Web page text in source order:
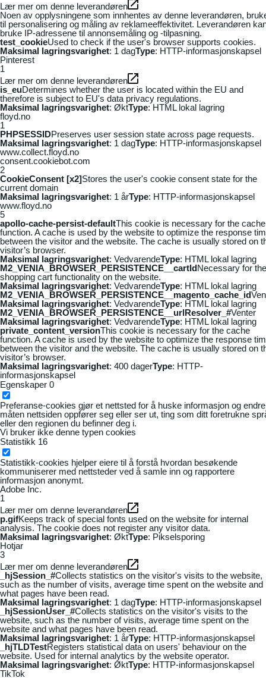
Lær mer om denne leverandøren
Noen av opplysningene som innhentes av denne leverandøren,
til personalisering og måling av reklameeffektivitet. Leverandøren
bruke IP-adressene til annonsemåling og -tilpasning.
test_cookieUsed to check if the user's browser supports cookies.
Maksimal lagringsvarighet: 1 dagType: HTTP-informasjonskapsel
Pinterest
1
Lær mer om denne leverandøren
is_euDetermines whether the user is located within the EU and
therefore is subject to EU's data privacy regulations.
Maksimal lagringsvarighet: ØktType: HTML lokal lagring
floyd.no
1
PHPSESSIDPreserves user session state across page requests.
Maksimal lagringsvarighet: 1 dagType: HTTP-informasjonskapsel
www.collect.floyd.no
consent.cookiebot.com
2
CookieConsent [x2]Stores the user's cookie consent state for the
current domain
Maksimal lagringsvarighet: 1 årType: HTTP-informasjonskapsel
www.floyd.no
5
apollo-cache-persist-defaultThis cookie is necessary for the cache
function. A cache is used by the website to optimize the response
between the visitor and the website. The cache is usually stored on
visitor’s browser.
Maksimal lagringsvarighet: VedvarendeType: HTML lokal lagring
M2_VENIA_BROWSER_PERSISTENCE__cartIdNecessary for the
shopping cart functionality on the website.
Maksimal lagringsvarighet: VedvarendeType: HTML lokal lagring
M2_VENIA_BROWSER_PERSISTENCE__magento_cache_id
Maksimal lagringsvarighet: VedvarendeType: HTML lokal lagring
M2_VENIA_BROWSER_PERSISTENCE__urlResolver_#Venter
Maksimal lagringsvarighet: VedvarendeType: HTML lokal lagring
private_content_versionThis cookie is necessary for the cache
function. A cache is used by the website to optimize the response
between the visitor and the website. The cache is usually stored on
visitor’s browser.
Maksimal lagringsvarighet: 400 dagerType: HTTP-
informasjonskapsel
Egenskaper 0
Preferanse-cookies gjør et nettsted for å huske informasjon og
måten nettsiden oppfører seg eller ser ut, ting som ditt foretrukne
eller den regionen du befinner deg i.
Vi bruker ikke denne typen cookies
Statistikk 16
Statistikk-cookies hjelper eiere til å forstå hvordan besøkende
kommuniserer med nettsteder ved å samle inn og rapportere
informasjon anonymt.
Adobe Inc.
1
Lær mer om denne leverandøren
p.gifKeeps track of special fonts used on the website for internal
analysis. The cookie does not register any visitor data.
Maksimal lagringsvarighet: ØktType: Pikselsporing
Hotjar
3
Lær mer om denne leverandøren
_hjSession_#Collects statistics on the visitor's visits to the website,
such as the number of visits, average time spent on the website and
what pages have been read.
Maksimal lagringsvarighet: 1 dagType: HTTP-informasjonskapsel
_hjSessionUser_#Collects statistics on the visitor's visits to the
website, such as the number of visits, average time spent on the
website and what pages have been read.
Maksimal lagringsvarighet: 1 årType: HTTP-informasjonskapsel
_hjTLDTestRegisters statistical data on users' behaviour on the
website. Used for internal analytics by the website operator.
Maksimal lagringsvarighet: ØktType: HTTP-informasjonskapsel
TikTok